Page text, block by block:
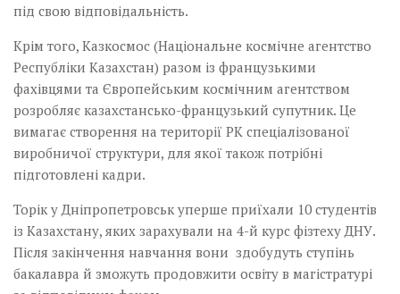
під свою відповідальність.
Крім того, Казкосмос (Національне космічне агентство
Республіки Казахстан) разом із французькими
фахівцями та Європейським космічним агентством
розробляє казахстансько-французький супутник. Це
вимагає створення на території РК спеціалізованої
виробничої структури, для якої також потрібні
підготовлені кадри.
Торік у Дніпропетровськ уперше приїхали 10 студентів
із Казахстану, яких зарахували на 4-й курс фізтеху ДНУ.
Після закінчення навчання вони здобудуть ступінь
бакалавра й зможуть продовжити освіту в магістратурі